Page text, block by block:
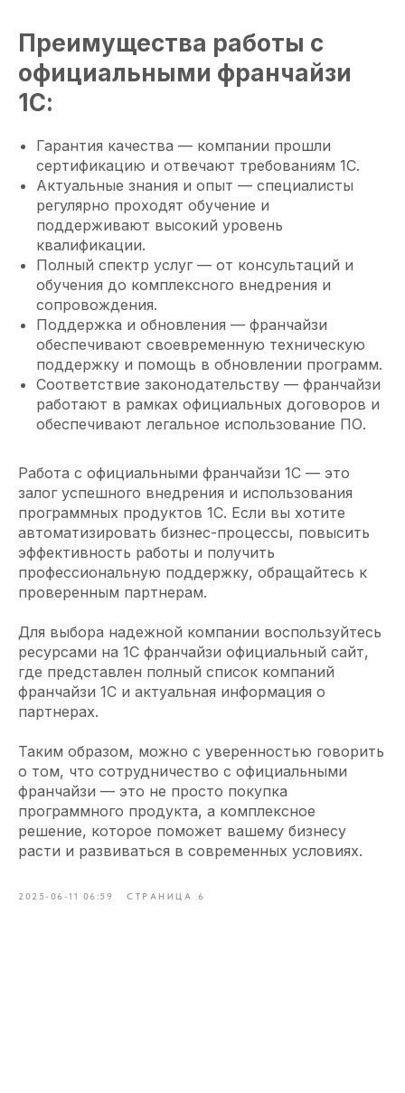
Преимущества работы с
официальными франчайзи
1С:
Гарантия качества — компании прошли
сертификацию и отвечают требованиям 1С.
Актуальные знания и опыт — специалисты
регулярно проходят обучение и
поддерживают высокий уровень
квалификации.
Полный спектр услуг — от консультаций и
обучения до комплексного внедрения и
сопровождения.
Поддержка и обновления — франчайзи
обеспечивают своевременную техническую
поддержку и помощь в обновлении программ.
Соответствие законодательству — франчайзи
работают в рамках официальных договоров и
обеспечивают легальное использование ПО.
Работа с официальными франчайзи 1С — это
залог успешного внедрения и использования
программных продуктов 1С. Если вы хотите
автоматизировать бизнес-процессы, повысить
эффективность работы и получить
профессиональную поддержку, обращайтесь к
проверенным партнерам.
Для выбора надежной компании воспользуйтесь
ресурсами на 1С франчайзи официальный сайт,
где представлен полный список компаний
франчайзи 1С и актуальная информация о
партнерах.
Таким образом, можно с уверенностью говорить
о том, что сотрудничество с официальными
франчайзи — это не просто покупка
программного продукта, а комплексное
решение, которое поможет вашему бизнесу
расти и развиваться в современных условиях.
2025-06-11 06:59 СТРАНИЦА 6